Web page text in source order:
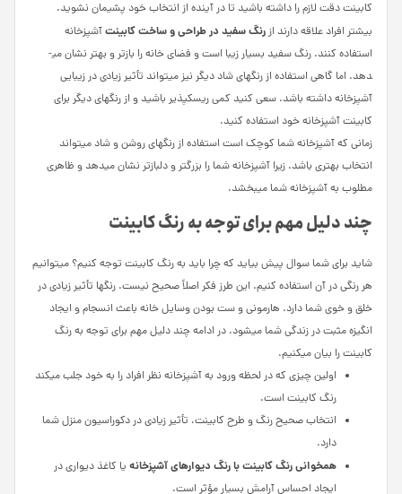
کابینت دقت لازم را داشته باشید تا در آینده از انتخاب خود پشیمان نشوید.
بیشتر افراد علاقه دارند ازرنگ سفید در طراحی و ساخت کابینتآشپزخانه
استفاده کنند. رنگ سفید بسیار زیبا است و فضای خانه را بازتر و بهتر نشان می­
دهد. اما گاهی استفاده از رنگ­های شاد دیگر نیز می­تواند تأثیر زیادی در زیبایی
آشپزخانه داشته باشد. سعی کنید کمی ریسک­پذیر باشید و از رنگ­های دیگر برای
کابینت آشپزخانه خود استفاده کنید.
زمانی که آشپزخانه شما کوچک است استفاده از رنگ­های روشن و شاد می­تواند
انتخاب بهتری باشد. زیرا آشپزخانه شما را بزرگتر و دلبازتر نشان می­دهد و ظاهری
مطلوب به آشپزخانه شما می­بخشد.
چند دلیل مهم برای توجه به رنگ کابینت
شاید برای شما سوال پیش بیاید که چرا باید به رنگ کابینت توجه کنیم؟ می­توانیم
هر رنگی در آن استفاده کنیم. این طرز فکر اصلاً صحیح نیست. رنگ­ها تأثیر زیادی در
خلق و خوی شما دارد. هارمونی و ست بودن وسایل خانه باعث انسجام و ایجاد
انگیزه مثبت در زندگی شما می­شود. در ادامه چند دلیل مهم برای توجه به رنگ
کابینت را بیان می­کنیم.
اولین چیزی که در لحظه ورود به آشپزخانه نظر افراد را به خود جلب می­کند
رنگ کابینت است.
انتخاب صحیح رنگ و طرح کابینت، تأثیر زیادی در دکوراسیون منزل شما
دارد.
همخوانی رنگ کابینت با رنگ دیوارهای آشپزخانهیا کاغذ دیواری در
ایجاد احساس آرامش بسیار مؤثر است.